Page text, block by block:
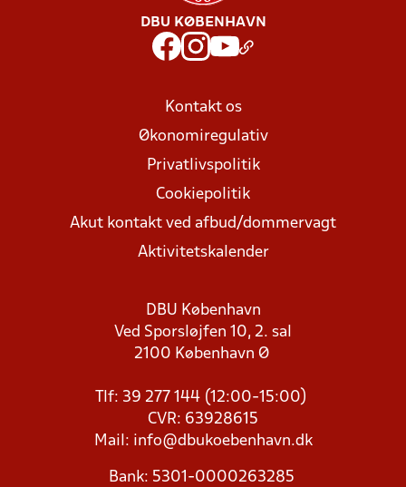
DBU KØBENHAVN
Kontakt os
Økonomiregulativ
Privatlivspolitik
Cookiepolitik
Akut kontakt ved afbud/dommervagt
Aktivitetskalender
DBU København
Ved Sporsløjfen 10, 2. sal
2100 København Ø
Tlf: 39 277 144 (12:00-15:00)
CVR: 63928615
Mail: info@dbukoebenhavn.dk
Bank: 5301-0000263285